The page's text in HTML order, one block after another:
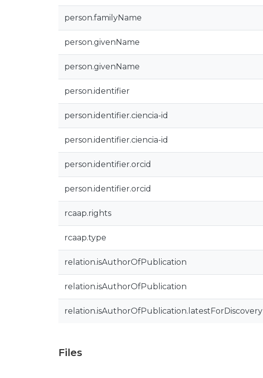
person.familyName
person.givenName
person.givenName
person.identifier
person.identifier.ciencia-id
person.identifier.ciencia-id
person.identifier.orcid
person.identifier.orcid
rcaap.rights
rcaap.type
relation.isAuthorOfPublication
relation.isAuthorOfPublication
relation.isAuthorOfPublication.latestForDiscovery
Files